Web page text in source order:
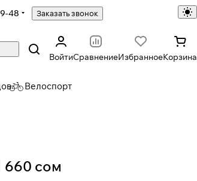
48 Заказать звонок
ВойтиСравнениеИзбранноеКорзина
Велоспорт
660 сом